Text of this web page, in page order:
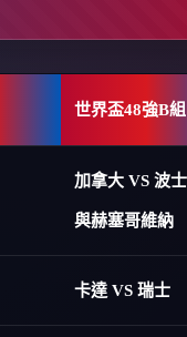
世界盃48強B組
加拿大 VS 波
與赫塞哥維納
卡達 VS 瑞士